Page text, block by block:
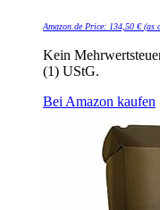
Amazon.de Price: 134,50 €(as
Kein
(1) UStG.
Bei Amazon kaufen